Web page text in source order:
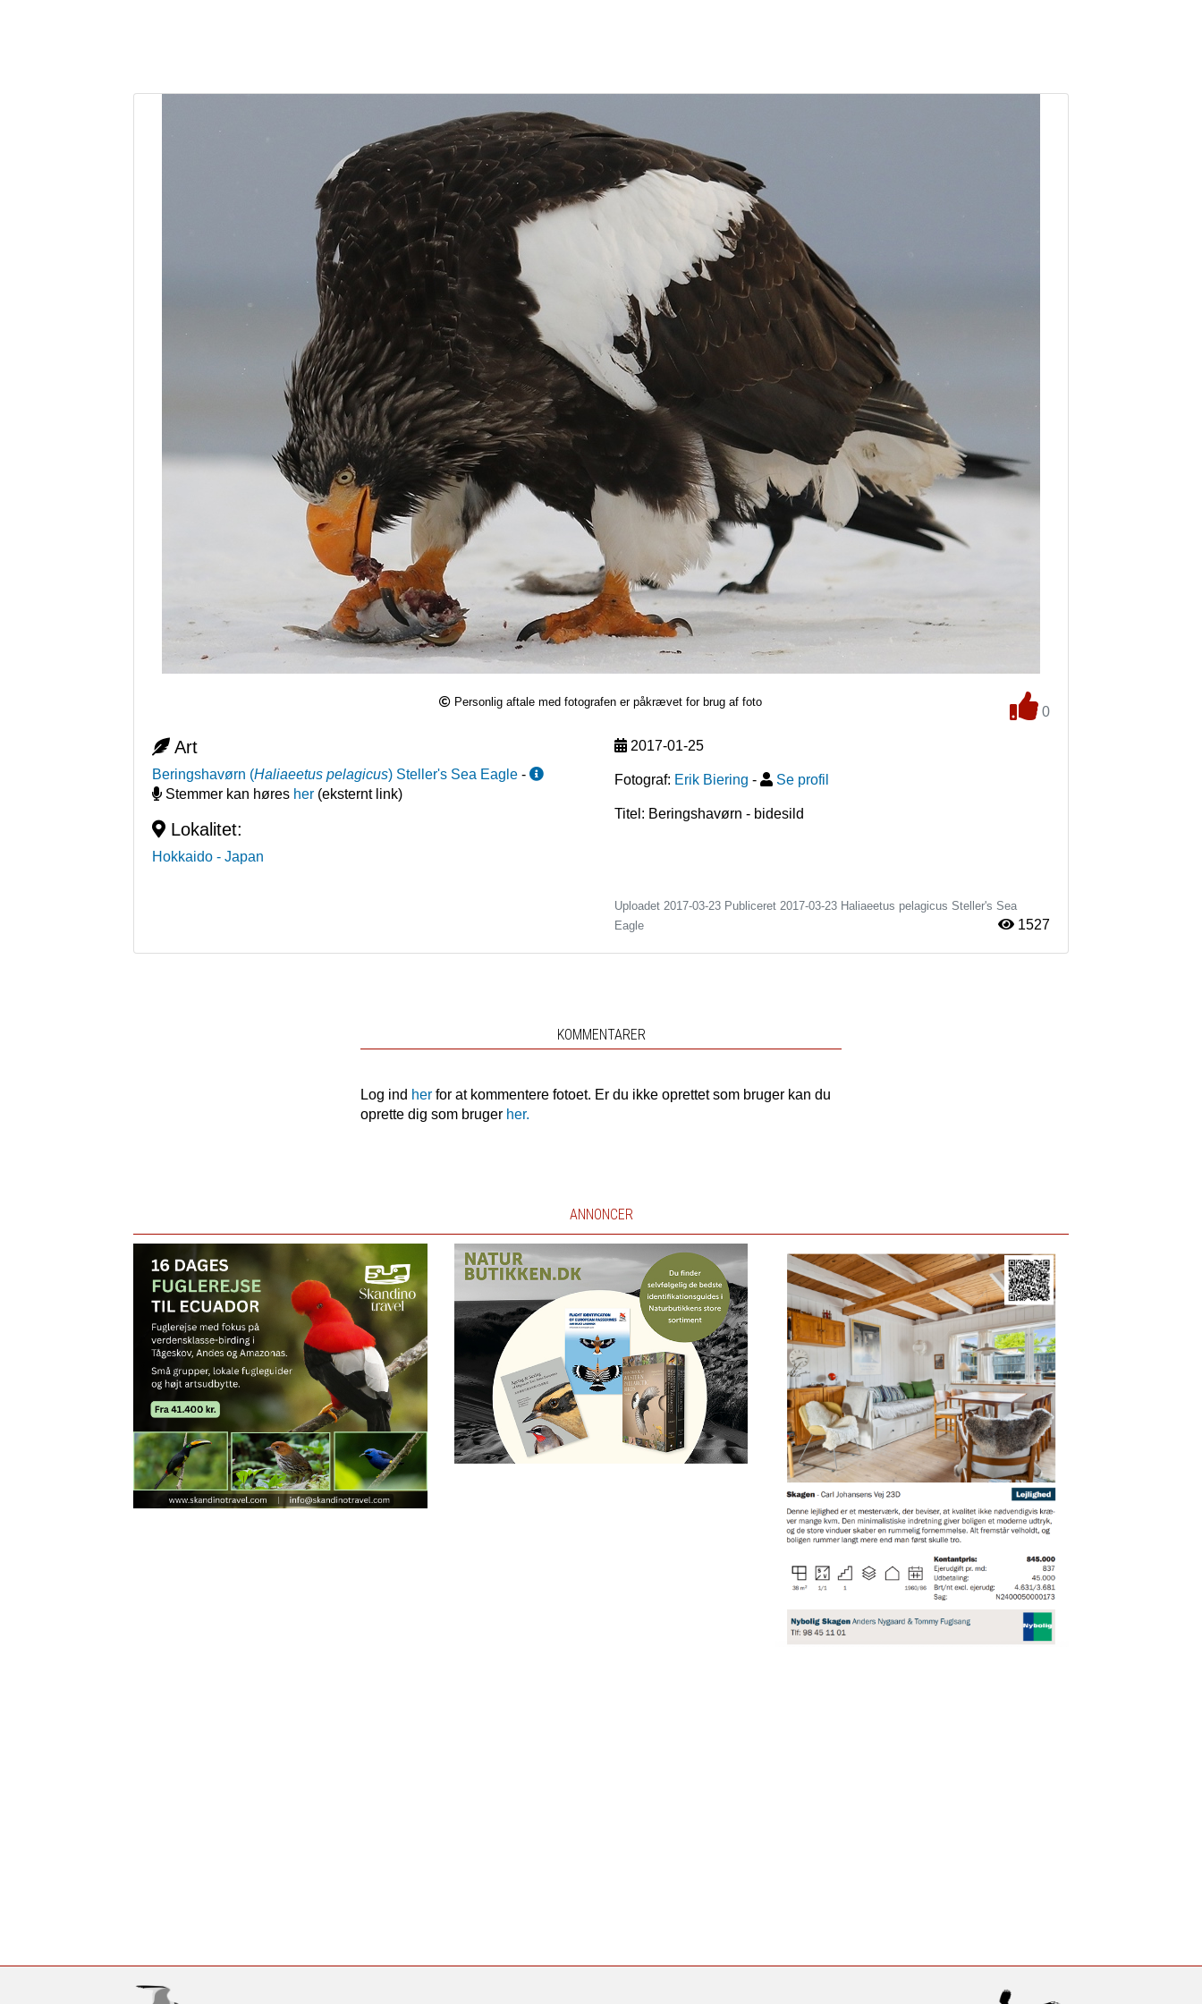
Personlig aftale med fotografen er påkrævet for brug af foto
0
Art
Beringshavørn (Haliaeetus pelagicus) Steller's Sea Eagle -
Stemmer kan høres her (eksternt link)
Lokalitet:
Hokkaido - Japan
2017-01-25
Fotograf: Erik Biering - Se profil
Titel: Beringshavørn - bidesild
Uploadet 2017-03-23 Publiceret 2017-03-23 Haliaeetus pelagicus Steller's Sea
Eagle
1527
KOMMENTARER
Log ind her for at kommentere fotoet. Er du ikke oprettet som bruger kan du
oprette dig som bruger her.
ANNONCER